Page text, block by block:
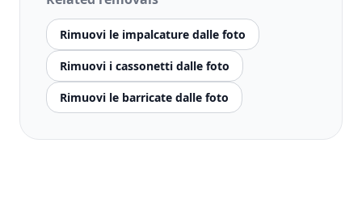
Rimuovi le impalcature dalle foto
Rimuovi i cassonetti dalle foto
Rimuovi le barricate dalle foto